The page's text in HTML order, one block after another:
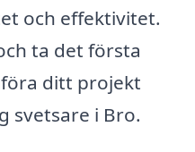
och effektivitet.
ta det första
ditt projekt
svetsare i Bro.